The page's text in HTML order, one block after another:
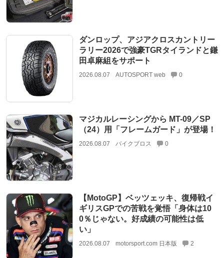
ダンロップ、アジアクロスカントリー
ラリー2026で強豪TGRタイランドと鎌
田卓麻組をサポート
2026.08.07 AUTOSPORT web 0
マジカルレーシングから MT-09／SP
（24）用「フレームガード」が登場！
2026.08.07 バイクブロス 0
【MotoGP】ベッツェッキ、復帰戦イ
ギリスGPでの苦戦を覚悟「身体は10
0％じゃない。好成績の可能性は低
い」
2026.08.07 motorsport.com 日本版 2